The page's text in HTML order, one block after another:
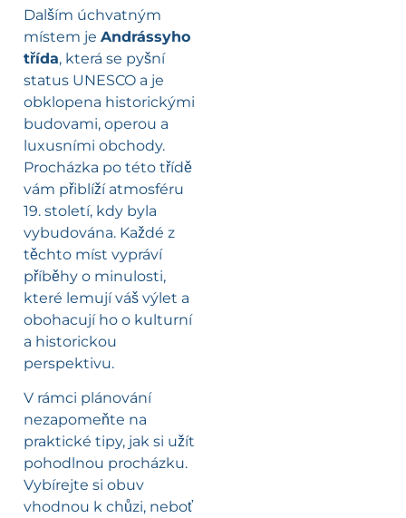
Dalším úchvatným
místem je Andrássyho
třída, která se pyšní
status UNESCO a je
obklopena historickými
budovami, operou a
luxusními obchody.
Procházka po této třídě
vám přiblíží atmosféru
19. století, kdy byla
vybudována. Každé z
těchto míst vypráví
příběhy o minulosti,
které lemují váš výlet a
obohacují ho o kulturní
a historickou
perspektivu.
V rámci plánování
nezapomeňte na
praktické tipy, jak si užít
pohodlnou procházku.
Vybírejte si obuv
vhodnou k chůzi, neboť